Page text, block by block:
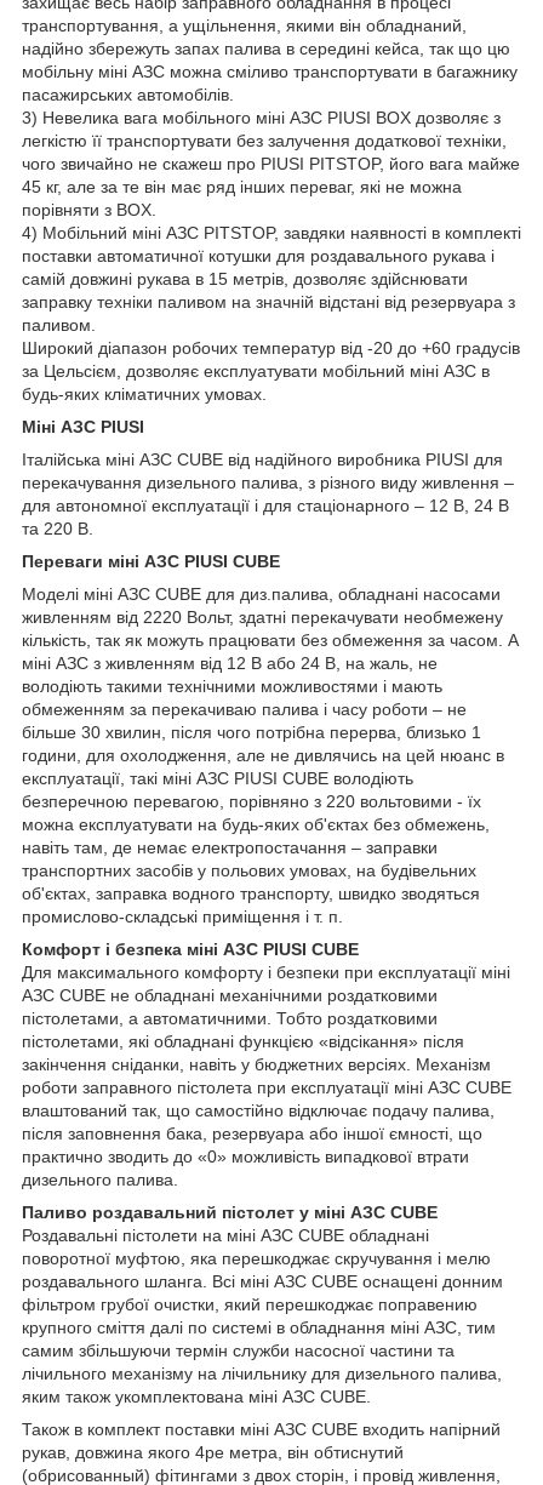
транспортування, а ущільнення, якими він обладнаний,
надійно збережуть запах палива в середині кейса, так що цю
мобільну міні АЗС можна сміливо транспортувати в багажнику
пасажирських автомобілів.
3) Невелика вага мобільного міні АЗС PIUSI BOX дозволяє з
легкістю її транспортувати без залучення додаткової техніки,
чого звичайно не скажеш про PIUSI PITSTOP, його вага майже
45 кг, але за те він має ряд інших переваг, які не можна
порівняти з BOX.
4) Мобільний міні АЗС PITSTOP, завдяки наявності в комплекті
поставки автоматичної котушки для роздавального рукава і
самій довжині рукава в 15 метрів, дозволяє здійснювати
заправку техніки паливом на значній відстані від резервуара з
паливом.
Широкий діапазон робочих температур від -20 до +60 градусів
за Цельсієм, дозволяє експлуатувати мобільний міні АЗС в
будь-яких кліматичних умовах.
Міні АЗС PIUSI
Італійська міні АЗС CUBE від надійного виробника PIUSI для
перекачування дизельного палива, з різного виду живлення –
для автономної експлуатації і для стаціонарного – 12 В, 24 В
та 220 В.
Переваги міні АЗС PIUSI CUBE
Моделі міні АЗС CUBE для диз.палива, обладнані насосами
живленням від 2220 Вольт, здатні перекачувати необмежену
кількість, так як можуть працювати без обмеження за часом. А
міні АЗС з живленням від 12 В або 24 В, на жаль, не
володіють такими технічними можливостями і мають
обмеженням за перекачиваю палива і часу роботи – не
більше 30 хвилин, після чого потрібна перерва, близько 1
години, для охолодження, але не дивлячись на цей нюанс в
експлуатації, такі міні АЗС PIUSI CUBE володіють
безперечною перевагою, порівняно з 220 вольтовими - їх
можна експлуатувати на будь-яких об'єктах без обмежень,
навіть там, де немає електропостачання – заправки
транспортних засобів у польових умовах, на будівельних
об'єктах, заправка водного транспорту, швидко зводяться
промислово-складські приміщення і т. п.
Комфорт і безпека міні АЗС PIUSI CUBE
Для максимального комфорту і безпеки при експлуатації міні
АЗС CUBE не обладнані механічними роздатковими
пістолетами, а автоматичними. Тобто роздатковими
пістолетами, які обладнані функцією «відсікання» після
закінчення сніданки, навіть у бюджетних версіях. Механізм
роботи заправного пістолета при експлуатації міні АЗС CUBE
влаштований так, що самостійно відключає подачу палива,
після заповнення бака, резервуара або іншої ємності, що
практично зводить до «0» можливість випадкової втрати
дизельного палива.
Паливо роздавальний пістолет у міні АЗС CUBE
Роздавальні пістолети на міні АЗС CUBE обладнані
поворотної муфтою, яка перешкоджає скручування і мелю
роздавального шланга. Всі міні АЗС CUBE оснащені донним
фільтром грубої очистки, який перешкоджає поправению
крупного сміття далі по системі в обладнання міні АЗС, тим
самим збільшуючи термін служби насосної частини та
лічильного механізму на лічильнику для дизельного палива,
яким також укомплектована міні АЗС CUBE.
Також в комплект поставки міні АЗС CUBE входить напірний
рукав, довжина якого 4ре метра, він обтиснутий
(обрисованный) фітингами з двох сторін, і провід живлення,